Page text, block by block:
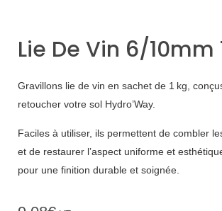
Lie De Vin 6/10mm
Gravillons lie de vin en sachet de 1 kg,
retoucher votre sol Hydro’Way.
Faciles à utiliser, ils permettent de combler
et de restaurer l’aspect uniforme et
pour une finition durable et soignée.